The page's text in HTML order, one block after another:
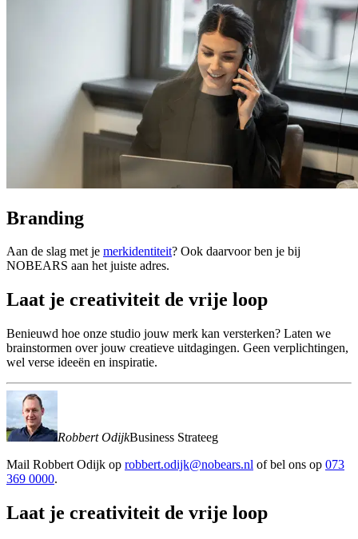
Branding
Aan de slag met je merkidentiteit? Ook daarvoor ben je bij
NOBEARS aan het juiste adres.
Laat je creativiteit de vrije loop
Benieuwd hoe onze studio jouw merk kan versterken? Laten we
brainstormen over jouw creatieve uitdagingen. Geen verplichtingen,
wel verse ideeën en inspiratie.
Robbert OdijkBusiness Strateeg
Mail Robbert Odijk op robbert.odijk@nobears.nl of bel ons op 073
369 0000.
Laat je creativiteit de vrije loop